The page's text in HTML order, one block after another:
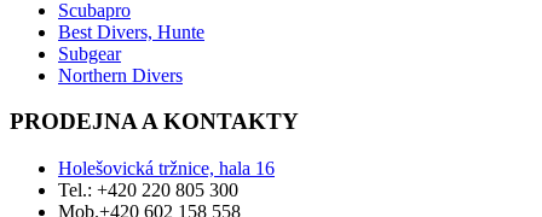
Scubapro
Best Divers, Hunte
Subgear
Northern Divers
PRODEJNA A KONTAKTY
Holešovická tržnice, hala 16
Tel.: +420 220 805 300
Mob.+420 602 158 558